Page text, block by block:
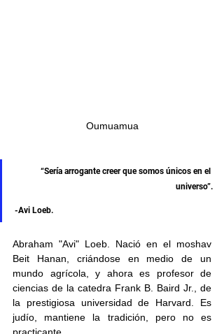
Oumuamua
“Sería arrogante creer que somos únicos en el
universo”.
-Avi Loeb.
Abraham "Avi" Loeb. Nació en el moshav
Beit Hanan, criándose en medio de un
mundo agrícola, y ahora es profesor de
ciencias de la catedra Frank B. Baird Jr., de
la prestigiosa universidad de Harvard. Es
judío, mantiene la tradición, pero no es